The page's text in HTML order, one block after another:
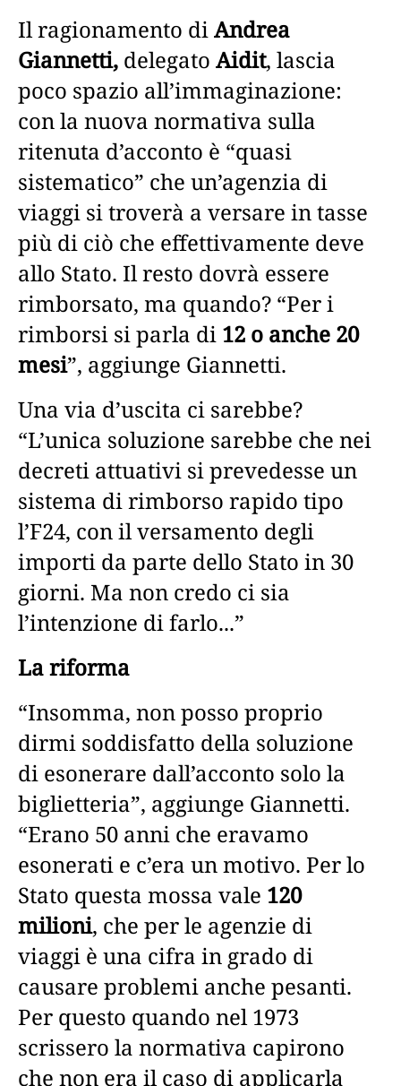
Il ragionamento diAndrea
Giannetti, delegato Aidit, lascia
poco spazio all’immaginazione:
con la nuova normativa sulla
ritenuta d’acconto è “quasi
sistematico” che un’agenzia di
viaggi si troverà a versare in tasse
più di ciò che effettivamente deve
allo Stato. Il resto dovrà essere
rimborsato, ma quando? “Per i
rimborsi si parla di 12 o anche 20
mesi”, aggiunge Giannetti.
Una via d’uscita ci sarebbe?
“L’unica soluzione sarebbe che nei
decreti attuativi si prevedesse un
sistema di rimborso rapido tipo
l’F24, con il versamento degli
importi da parte dello Stato in 30
giorni. Ma non credo ci sia
l’intenzione di farlo...”
La riforma
“Insomma, non posso proprio
dirmi soddisfatto della soluzione
di esonerare dall’acconto solo la
biglietteria”, aggiunge Giannetti.
“Erano 50 anni che eravamo
esonerati e c’era un motivo. Per lo
Stato questa mossa vale 120
milioni, che per le agenzie di
viaggi è una cifra in grado di
causare problemi anche pesanti.
Per questo quando nel 1973
scrissero la normativa capirono
che non era il caso di applicarla